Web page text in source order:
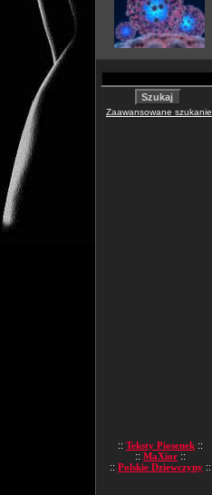
Zaawansowane szukanie
:: Teksty Piosenek ::
:: MaXior ::
:: Polskie Dziewczyny ::